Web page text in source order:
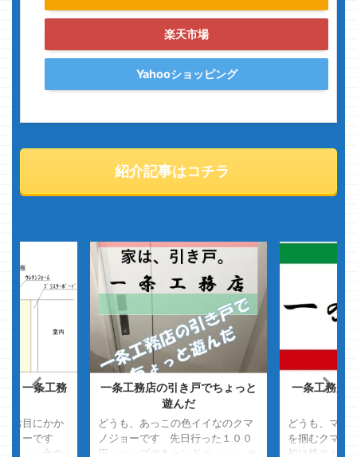
楽天市場
Yahooショッピング
紹介記事はコチラ
？一条工務
お目にかか
ョーです
・・・金の
一条工務店の引き戸でちょっと
遊んだ
どうも、あっこの色イイなのクマ
ノジョーです 先日行った１００
円ショップのキャンドゥ・・・ そ
一条工務店
どうも、マイ
を掴むクマノ
初は棒のとこ